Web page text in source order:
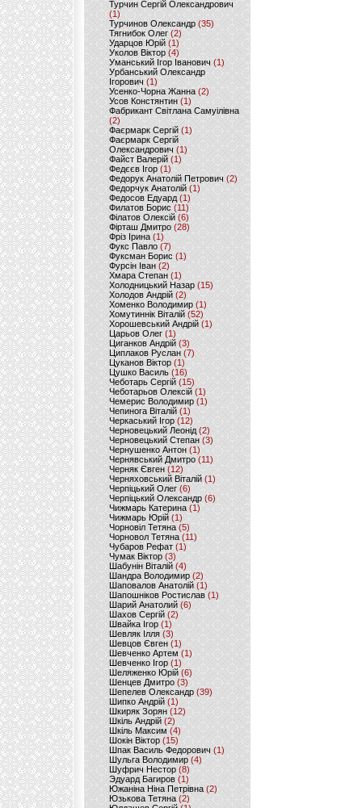
Турчин Сергій Олександрович
(1)
Турчинов Олександр(35)
Тягнибок Олег (2)
Ударцов Юрій (1)
Уколов Віктор(4)
Уманський Ігор Іванович(1)
Урбанський Олександр
Ігорович (1)
Усенко-Чорна Жанна (2)
Усов Констянтин(1)
Фабрикант Світлана Самуілівна
(2)
Фаєрмарк Сергій(1)
Фаєрмарк Сергій
Олександрович (1)
Файст Валерій(1)
Федєєв Ігор (1)
Федорук Анатолій Петрович (2)
Федорчук Анатолій (1)
Федосов Едуард (1)
Филатов Борис (11)
Філатов Олексій (6)
Фірташ Дмитро (28)
Фріз Ірина (1)
Фукс Павло (7)
Фуксман Борис (1)
Фурсін Іван (2)
Хмара Степан(1)
Холодницький Назар(15)
Холодов Андрій (2)
Хоменко Володимир (1)
Хомутиннік Віталій (52)
Хорошевський Андрій (1)
Царьов Олег (1)
Циганков Андрій (3)
Циплаков Руслан(7)
Цуканов Віктор (1)
Цушко Василь (16)
Чеботарь Сергій (15)
Чеботарьов Олексій (1)
Чемерис Володимир (1)
Чепинога Віталій (1)
Черкаський Ігор (12)
Черновецький Леонід(2)
Черновецький Степан (3)
Чернушенко Антон (1)
Чернявський Дмитро(11)
Черняк Євген(12)
Черняховський Віталій (1)
Черпіцький Олег (6)
Черпіцький Олександр (6)
Чижмарь Катерина (1)
Чижмарь Юрій (1)
Чорновіл Тетяна (5)
Чорновол Тетяна (11)
Чубаров Рефат (1)
Чумак Віктор(3)
Шабунін Віталій (4)
Шандра Володимир (2)
Шаповалов Анатолій(1)
Шапошніков Ростислав(1)
Шарий Анатолий(6)
Шахов Сергій(2)
Швайка Ігор (1)
Шевляк Ілля (3)
Шевцов Євген (1)
Шевченко Артем(1)
Шевченко Ігор(1)
Шеляженко Юрій (6)
Шенцев Дмитро (3)
Шепелев Олександр (39)
Шипко Андрій(1)
Шкиряк Зорян(12)
Шкіль Андрій(2)
Шкіль Максим (4)
Шокін Віктор (15)
Шпак Василь Федорович (1)
Шульга Володимир (4)
Шуфрич Нестор(8)
Эдуард Багиров (1)
Южаніна Ніна Петрівна (2)
Юзькова Тетяна(2)